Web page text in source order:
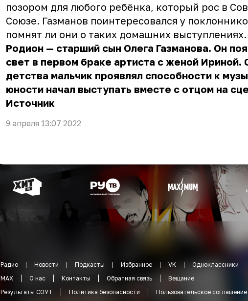
позором для любого ребёнка, который рос в
Союзе. Газманов поинтересовался у
помнят ли они о таких домашних выступлениях.
Родион — старший сын Олега Газманова. Он
свет в первом браке артиста с женой Ириной.
детства мальчик проявлял способности к
юности начал выступать вместе с отцом на
Источник
9 апреля 13:07 2022
Радио Новости Подкасты Избранное VK
Одноклассники
MAX
О нас Контакты Обратная связь
Вещание
Результаты СОУТ
Политика безопасности Пользовательское соглашение